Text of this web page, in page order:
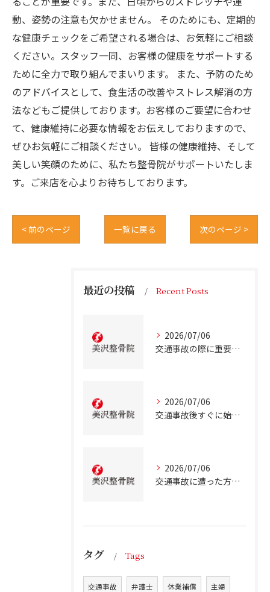
動、姿勢の注意も欠かせません。 そのためにも、定期的
な健康チェックをご希望される場合は、お気軽にご相談
ください。スタッフ一同、お客様の健康をサポートする
ために全力で取り組んでまいります。 また、予防のため
のアドバイスとして、食生活の改善やストレス解消の方
法などもご提供しております。お客様のご要望に合わせ
て、健康維持に必要な情報をお伝えしておりますので、
ぜひお気軽にご相談ください。 皆様の健康維持、そして
美しい笑顔のために、私たち整骨院がサポートいたしま
す。ご来店を心よりお待ちしております。
< 前のページ 一覧に戻る 次のページ >
最近の投稿 Recent Posts
2026/07/06
交通事故の際に重要な事故治療北海道北広島市での最適な通院先の選び方
2026/07/06
交通事故後すぐに始める事故治療北海道北広島市での正しい行動とは
2026/07/06
交通事故に遭った方のための北海道北広島市での事故治療と安心サポートガイド
タグ Tags
交通事故 弁護士 休業補償 主婦